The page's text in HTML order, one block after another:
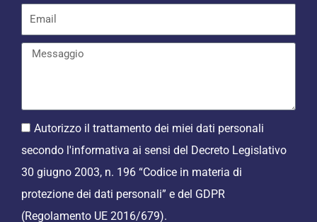
Autorizzo il trattamento dei miei dati personali
secondo l'informativa ai sensi del Decreto Legislativo
30 giugno 2003, n. 196 “Codice in materia di
protezione dei dati personali” e del GDPR
(Regolamento UE 2016/679).